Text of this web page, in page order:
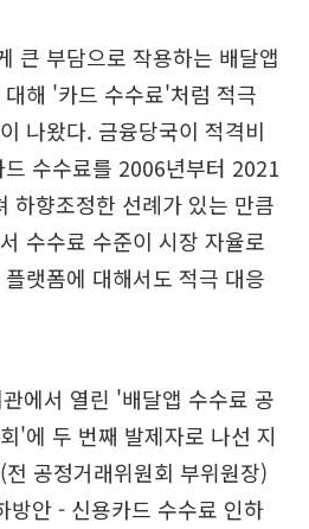
큰 부담으로 작용하는 배달앱
해 '카드 수수료'처럼 적극
나왔다. 금융당국이 적격비
수수료를 2006년부터 2021
하향조정한 선례가 있는 만큼
수수료 수준이 시장 자율로
랫폼에 대해서도 적극 대응
에서 열린 '배달앱 수수료 공
'에 두 번째 발제자로 나선 지
공정거래위원회 부위원장)
방안 - 신용카드 수수료 인하